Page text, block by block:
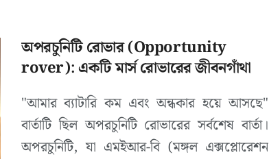
অপরচুনিটি রোভার (Opportunity
rover): একটি মার্স রোভারের জীবনগাঁথা
"আমার ব্যাটারি কম এবং অন্ধকার হয়ে আসছে"
বার্তাটি ছিল অপরচুনিটি রোভারের সর্বশেষ বার্তা।
অপরচুনিটি, যা এমইআর-বি (মঙ্গল এক্সপ্লোরেশন